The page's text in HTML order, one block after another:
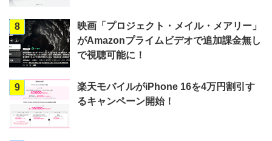
8
映画「プロジェクト・メイル・メアリー」
がAmazonプライムビデオで追加課金無し
で視聴可能に！
9
楽天モバイルがiPhone 16を4万円割引す
るキャンペーン開始！